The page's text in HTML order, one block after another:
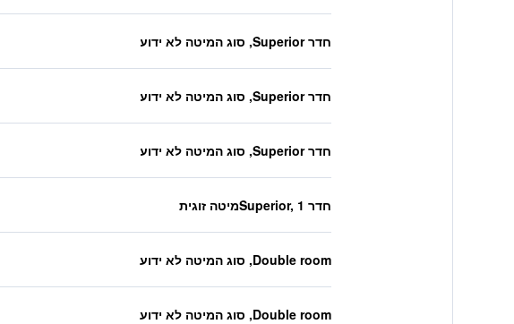
חדר Superior, סוג המיטה לא ידוע
חדר Superior, סוג המיטה לא ידוע
חדר Superior, סוג המיטה לא ידוע
חדר Superior, 1מיטה זוגית
Double room, סוג המיטה לא ידוע
Double room, סוג המיטה לא ידוע